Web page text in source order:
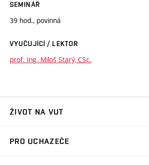
SEMINÁŘ
39 hod., povinná
VYUČUJÍCÍ / LEKTOR
prof. Ing. Miloš Starý, CSc.
ŽIVOT NA VUT
PRO UCHAZEČE